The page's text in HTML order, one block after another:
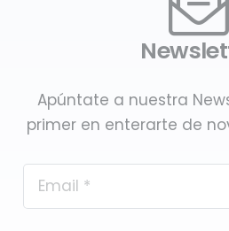
Apúntate a nuestra
primer en enterarte de